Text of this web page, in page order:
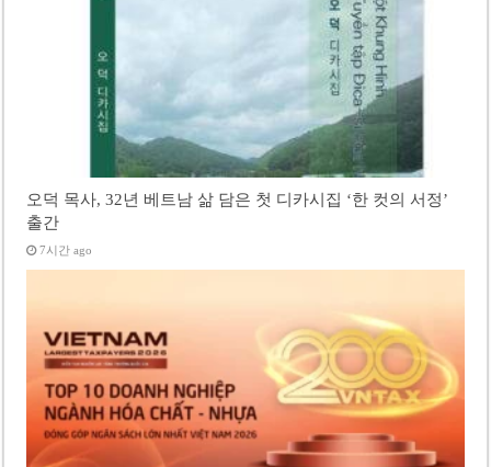
오덕 목사, 32년 베트남 삶 담은 첫 디카시집 ‘한 컷의 서정’
출간
7시간 ago